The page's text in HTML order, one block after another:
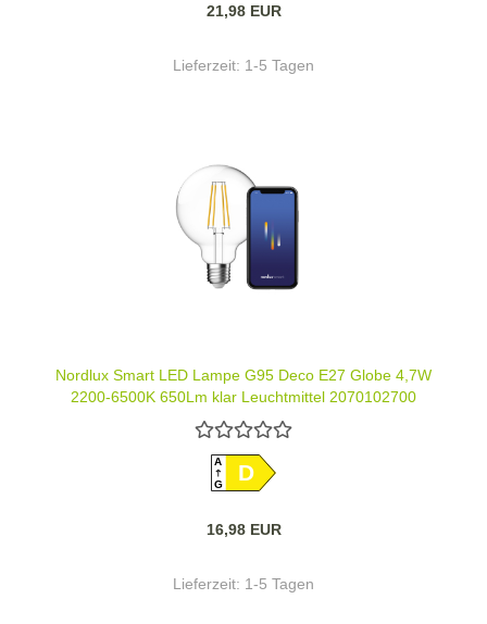
21,98 EUR
Lieferzeit: 1-5 Tagen
Nordlux Smart LED Lampe G95 Deco E27 Globe 4,7W
2200-6500K 650Lm klar Leuchtmittel 2070102700
A
GD
16,98 EUR
Lieferzeit: 1-5 Tagen